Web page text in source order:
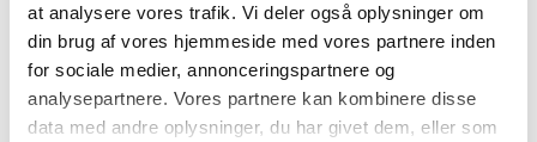
at analysere vores trafik. Vi deler også oplysninger om
din brug af vores hjemmeside med vores partnere inden
for sociale medier, annonceringspartnere og
analysepartnere. Vores partnere kan kombinere disse
data med andre oplysninger, du har givet dem, eller som
Lemigo sikkerhedsgummistøvle
str.45 BART 916 S4 ståltåværn
hvid
1 par á 368,75